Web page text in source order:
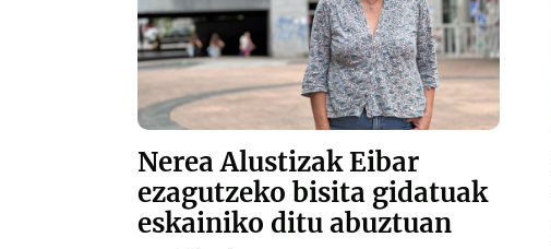
Nerea Alustizak Eibar
ezagutzeko bisita gidatuak
eskainiko ditu abuztuan